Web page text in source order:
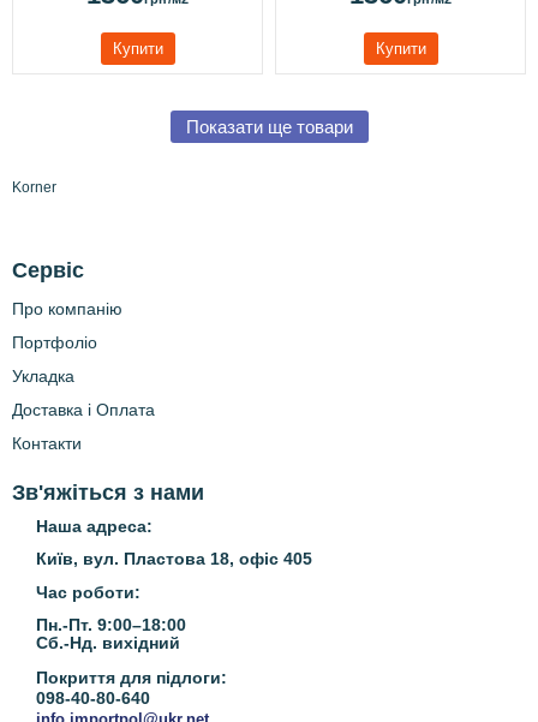
Купити Купити
Показати ще товари
Korner
Сервіс
Про компанію
Портфоліо
Укладка
Доставка і Оплата
Контакти
Зв'яжіться з нами
Наша адреса:
Київ, вул. Пластова 18, офіс 405
Час роботи:
Пн.-Пт. 9:00–18:00
Сб.-Нд. вихідний
Покриття для підлоги:
098-40-80-640